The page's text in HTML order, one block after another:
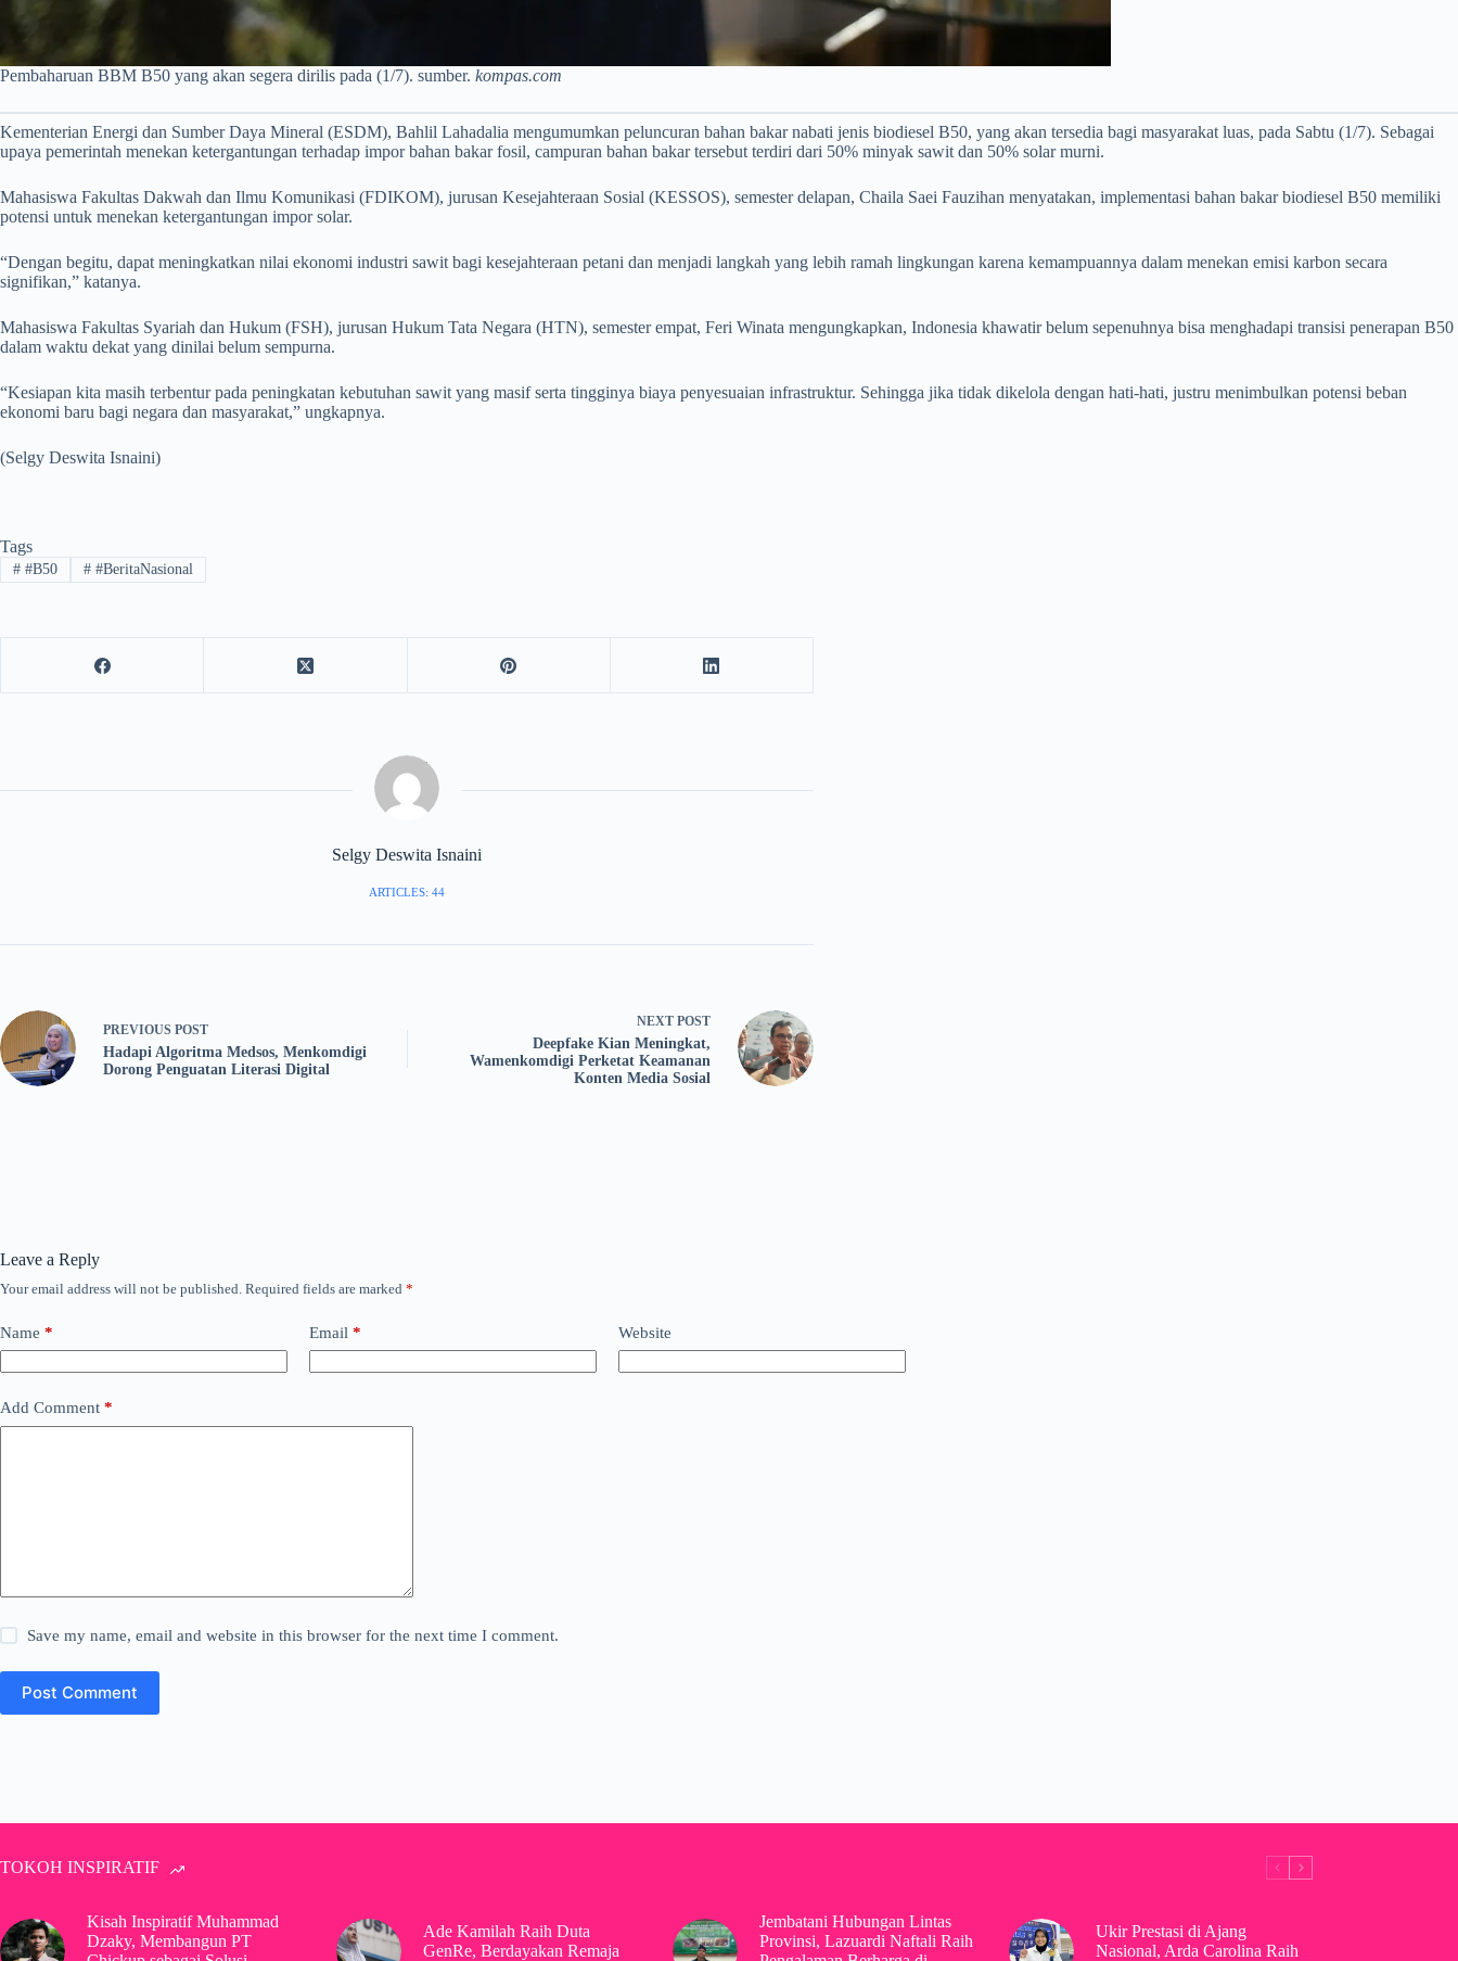
Pembaharuan BBM B50 yang akan segera dirilis pada (1/7). sumber. kompas.com
Kementerian Energi dan Sumber Daya Mineral (ESDM), Bahlil Lahadalia mengumumkan peluncuran bahan bakar nabati jenis biodiesel B50, yang akan tersedia bagi masyarakat luas, pada Sabtu (1/7). Sebagai
upaya pemerintah menekan ketergantungan terhadap impor bahan bakar fosil, campuran bahan bakar tersebut terdiri dari 50% minyak sawit dan 50% solar murni.
Mahasiswa Fakultas Dakwah dan Ilmu Komunikasi (FDIKOM), jurusan Kesejahteraan Sosial (KESSOS), semester delapan, Chaila Saei Fauzihan menyatakan, implementasi bahan bakar biodiesel B50 memiliki
potensi untuk menekan ketergantungan impor solar.
“Dengan begitu, dapat meningkatkan nilai ekonomi industri sawit bagi kesejahteraan petani dan menjadi langkah yang lebih ramah lingkungan karena kemampuannya dalam menekan emisi karbon secara
signifikan,” katanya.
​Mahasiswa Fakultas Syariah dan Hukum (FSH), jurusan Hukum Tata Negara (HTN), semester empat, Feri Winata mengungkapkan, Indonesia khawatir belum sepenuhnya bisa menghadapi transisi penerapan B50
dalam waktu dekat yang dinilai belum sempurna.
“Kesiapan kita masih terbentur pada peningkatan kebutuhan sawit yang masif serta tingginya biaya penyesuaian infrastruktur. Sehingga jika tidak dikelola dengan hati-hati, justru menimbulkan potensi beban
ekonomi baru bagi negara dan masyarakat,” ungkapnya.
(Selgy Deswita Isnaini)
Tags
##B50 ##BeritaNasional
Selgy Deswita Isnaini
ARTICLES: 44
PREVIOUS POST
Hadapi Algoritma Medsos, Menkomdigi
Dorong Penguatan Literasi Digital
NEXT POST
Deepfake Kian Meningkat,
Wamenkomdigi Perketat Keamanan
Konten Media Sosial
Leave a Reply
Your email address will not be published. Required fields are marked *
Name * Email * Website
Add Comment *
Save my name, email and website in this browser for the next time I comment.
Post Comment
TOKOH INSPIRATIF
Kisah Inspiratif Muhammad
Dzaky, Membangun PT
Ade Kamilah Raih Duta
GenRe, Berdayakan Remaja
Jembatani Hubungan Lintas
Provinsi, Lazuardi Naftali Raih
Ukir Prestasi di Ajang
Nasional, Arda Carolina Raih